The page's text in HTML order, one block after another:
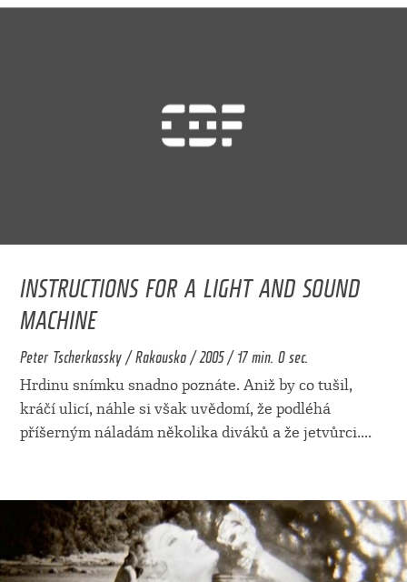
INSTRUCTIONS FOR A LIGHT AND SOUND
MACHINE
Peter Tscherkassky / Rakousko / 2005 / 17 min. 0 sec.
Hrdinu snímku snadno poznáte. Aniž by co tušil,
kráčí ulicí, náhle si však uvědomí, že podléhá
příšerným náladám několika diváků a že jetvůrci....